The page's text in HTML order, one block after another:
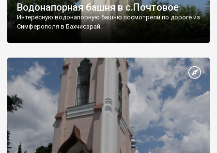
Водонапорная башня в с.Почтовое
Интересную водонапорную башню посмотрели по дороге из
Симферополя в Бахчисарай.